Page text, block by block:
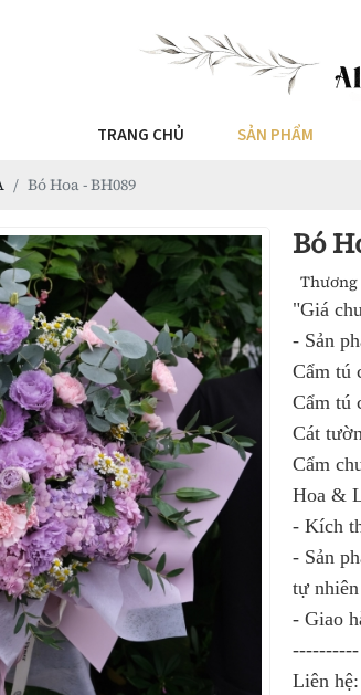
TRANG CHỦ SẢN PHẨM
Bó Hoa - BH089
Bó
"Giá
- Sản
Cẩm tú
Cẩm tú
Cát
Cẩm
Hoa &
- Kích
- Sản
tự
- Giao
----------
Liên